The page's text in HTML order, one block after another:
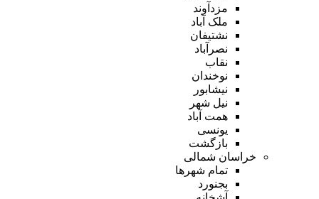
مزدآوند
ملک آباد
نشتیفان
نصرآباد
نقاب
نوخندان
نیشابور
نیل شهر
همت آباد
یونسی
بازگشت
خراسان شمالی
تمام شهر‌ها
بجنورد